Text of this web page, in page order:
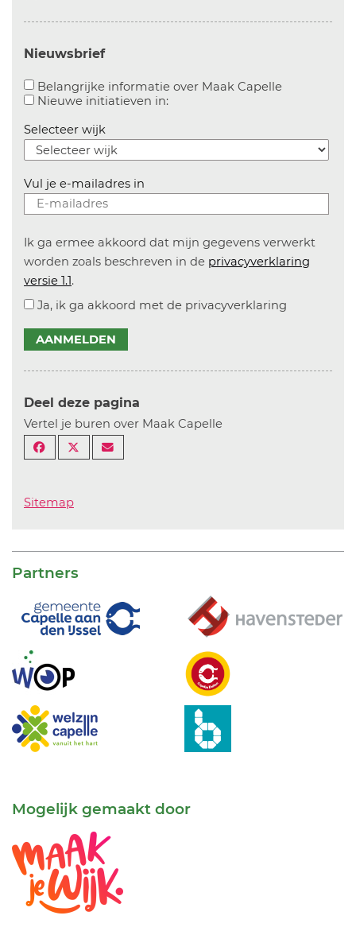
Nieuwsbrief
Belangrijke informatie over Maak CapelleAanvinken
Nieuwe initiatieven in:Aanvinken om informatie over
Selecteer wijk
Vul je e-mailadres in
Ik ga ermee akkoord dat mijn gegevens verwerkt
worden zoals beschreven in de privacyverklaring
versie 1.1.
Ja, ik ga akkoord met de privacyverklaring
AANMELDEN
Deel deze pagina
Vertel je buren over Maak Capelle
Sitemap
Partners
Mogelijk gemaakt door